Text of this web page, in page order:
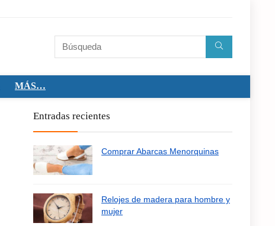
MÁS…
Entradas recientes
Comprar Abarcas Menorquinas
Relojes de madera para hombre y
mujer